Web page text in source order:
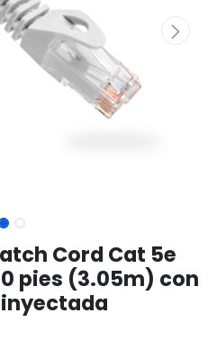
Cord Cat 5e
pies (3.05m) con